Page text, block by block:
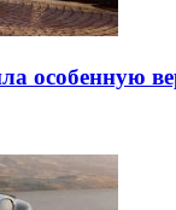
особенную